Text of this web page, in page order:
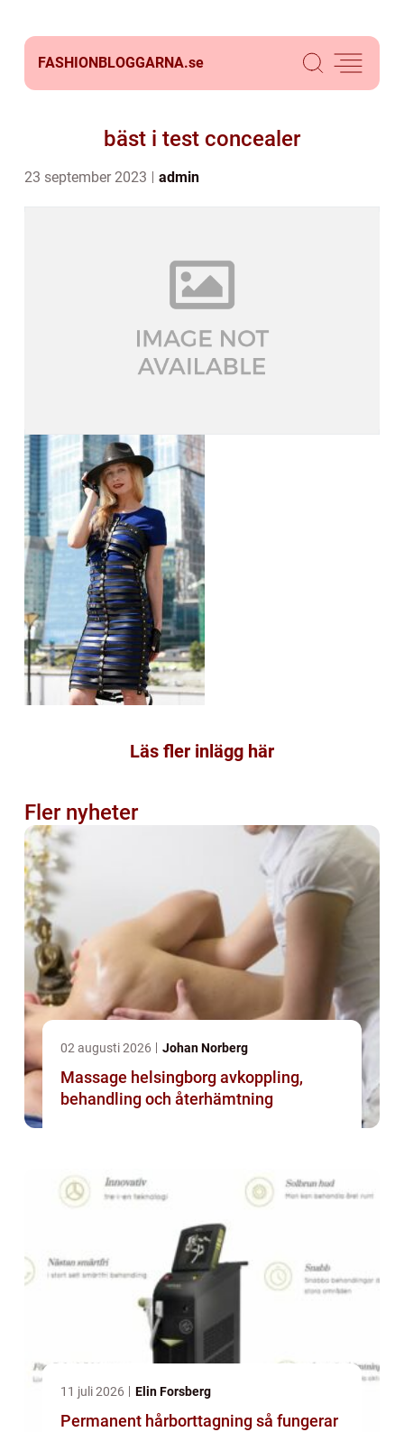
FASHIONBLOGGARNA.se
bäst i test concealer
23 september 2023 admin
Läs fler inlägg här
Fler nyheter
02 augusti 2026 Johan Norberg
Massage helsingborg avkoppling,
behandling och återhämtning
11 juli 2026 Elin Forsberg
Permanent hårborttagning så fungerar